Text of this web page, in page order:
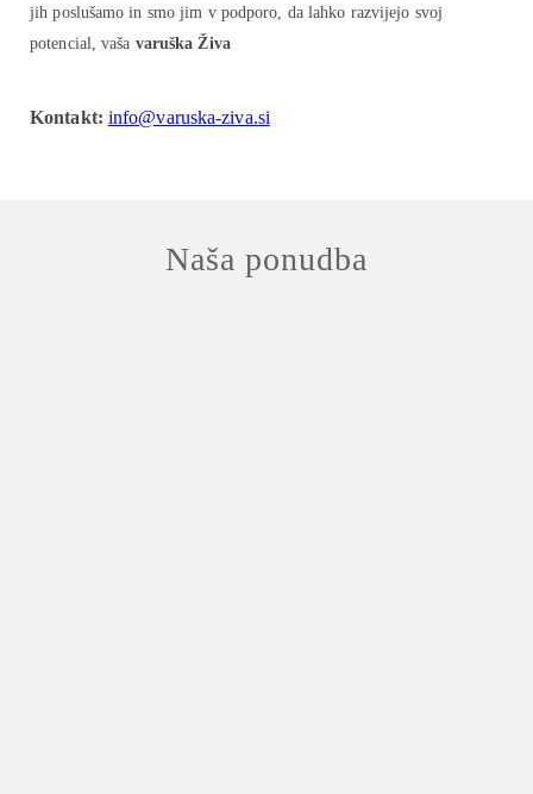
jih poslušamo in smo jim v podporo, da lahko razvijejo svoj
potencial, vaša varuška Živa
Kontakt: info@varuska-ziva.si
Naša ponudba